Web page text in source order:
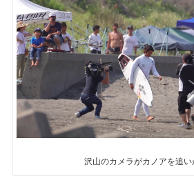
沢山のカメラがカノアを追い